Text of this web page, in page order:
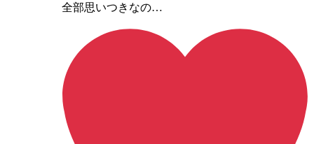
全部思いつきなの…